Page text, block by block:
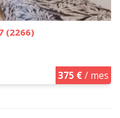
(2266)
375 €/ mes